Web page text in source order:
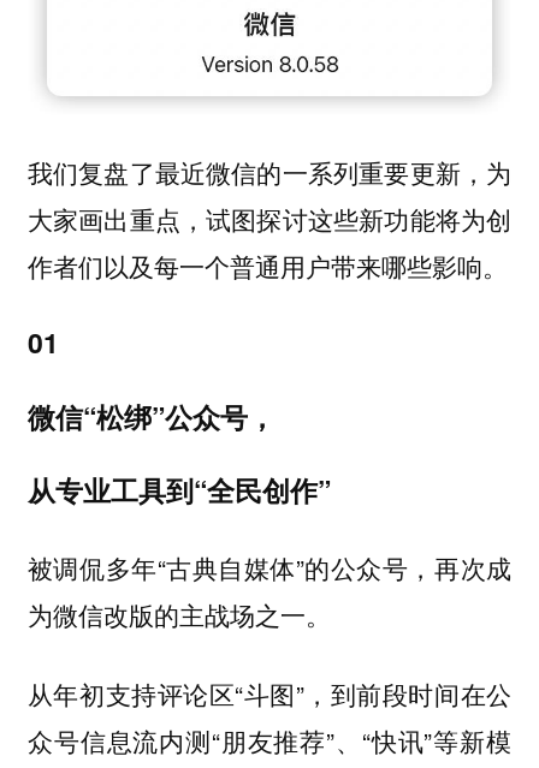
我们复盘了最近微信的一系列重要更新，为
大家画出重点，试图探讨这些新功能将为创
作者们以及每一个普通用户带来哪些影响。
01
微信“松绑”公众号，
从专业工具到“全民创作”
被调侃多年“古典自媒体”的公众号，再次成
为微信改版的主战场之一。
从年初支持评论区“斗图”，到前段时间在公
众号信息流内测“朋友推荐”、“快讯”等新模